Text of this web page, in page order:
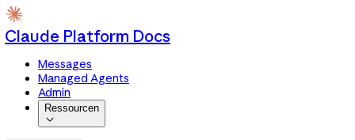
Claude Platform Docs
Messages
Managed Agents
Admin
Ressourcen
